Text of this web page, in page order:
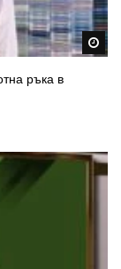
ръка в